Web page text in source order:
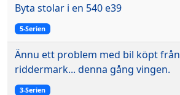
Byta stolar i en 540 e39
5-Serien
Ännu ett problem med bil köpt från
riddermark... denna gång vingen.
3-Serien